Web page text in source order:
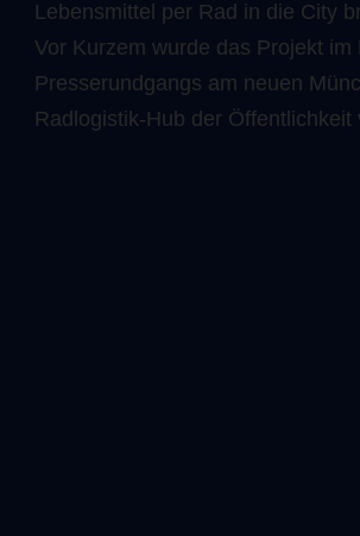
Lebensmittel per Rad in die City
Vor Kurzem wurde das Projekt im
Presserundgangs am neuen
Radlogistik-Hub der Öffentlichkeit